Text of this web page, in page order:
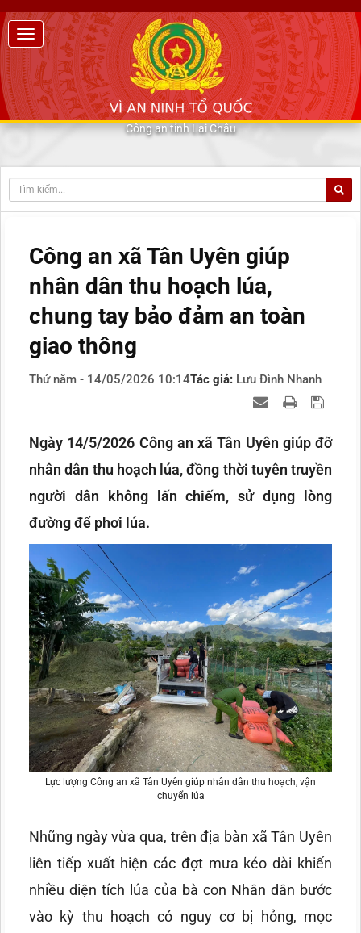
Công an tỉnh Lai Châu
Công an xã Tân Uyên giúp
nhân dân thu hoạch lúa,
chung tay bảo đảm an toàn
giao thông
Thứ năm - 14/05/2026 10:14Tác giả: Lưu Đình Nhanh
Ngày 14/5/2026 Công an xã Tân Uyên giúp đỡ
nhân dân thu hoạch lúa, đồng thời tuyên truyền
người dân không lấn chiếm, sử dụng lòng
đường để phơi lúa.
Lực lượng Công an xã Tân Uyên giúp nhân dân thu hoạch, vận
chuyển lúa
Những ngày vừa qua, trên địa bàn xã Tân Uyên
liên tiếp xuất hiện các đợt mưa kéo dài khiến
nhiều diện tích lúa của bà con Nhân dân bước
vào kỳ thu hoạch có nguy cơ bị hỏng, mọc